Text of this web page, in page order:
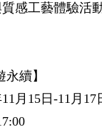
感工藝體驗活
永續】
月15日-11月17